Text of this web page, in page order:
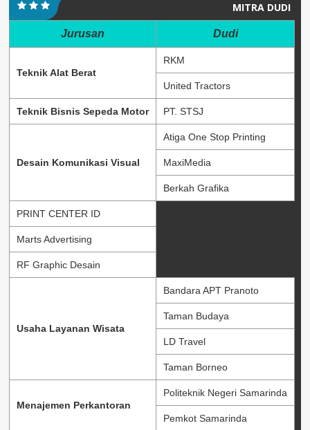
MITRA DUDI
Jurusan Dudi
Teknik Alat Berat
RKM
United Tractors
Teknik Bisnis Sepeda Motor PT. STSJ
Desain Komunikasi Visual
Atiga One Stop Printing
MaxiMedia
Berkah Grafika
PRINT CENTER ID
Marts Advertising
RF Graphic Desain
Usaha Layanan Wisata
Bandara APT Pranoto
Taman Budaya
LD Travel
Taman Borneo
Menajemen Perkantoran
Politeknik Negeri Samarinda
Pemkot Samarinda